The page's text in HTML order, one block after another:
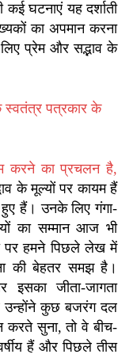
घटनाएं यह दर्शाती
का अपमान करना
प्रेम और सद्भाव के
स्वतंत्र पत्रकार के
करने का प्रचलन है,
के मूल्यों पर कायम हैं
हैं। उनके लिए गंगा-
का सम्मान आज भी
हमने पिछले लेख में
की बेहतर समझ है।
इसका जीता-जागता
कुछ बजरंग दल
करते सुना, तो वे बीच-
हैं और पिछले तीस